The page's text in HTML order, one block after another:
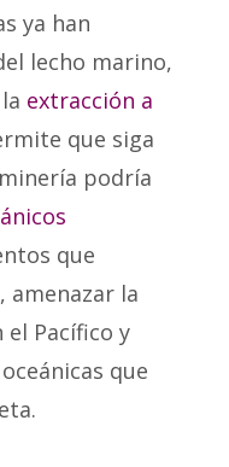
ya han
lecho marino,
extracción a
que siga
podría
que
amenazar la
Pacífico y
que